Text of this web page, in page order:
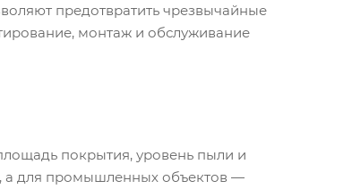
предотвратить чрезвычайные
монтаж и обслуживание
покрытия, уровень пыли и
а для промышленных объектов —